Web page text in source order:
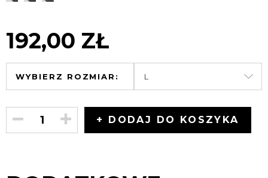
192,00 ZŁ
WYBIERZ ROZMIAR:
+ DODAJ DO KOSZYKA